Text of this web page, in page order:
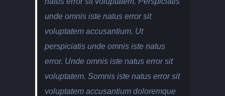
unde omnis iste natus error sit
voluptatem accusantium. Ut
perspiciatis unde omnis iste natus
error. Unde omnis iste natus error sit
voluptatem. Somnis iste natus error sit
voluptatem accusantium doloremque